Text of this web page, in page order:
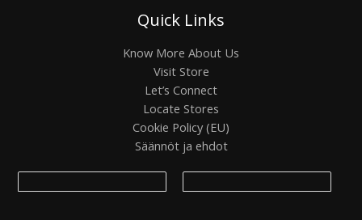
Quick Links
Know More About Us
Visit Store
Let’s Connect
Locate Stores
Cookie Policy (EU)
Säännöt ja ehdot